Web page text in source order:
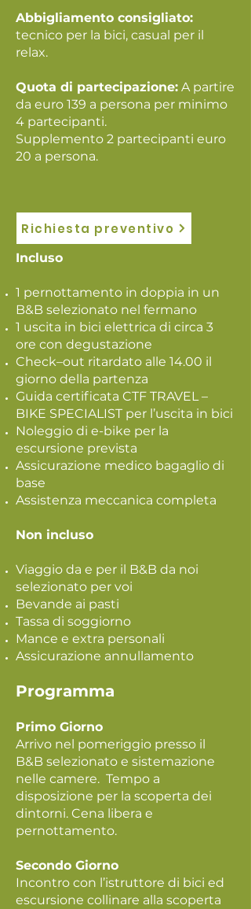
Abbigliamento consigliato:
tecnico per la bici, casual per il
relax.
Quota di partecipazione: A partire
da euro 139 a persona per minimo
4 partecipanti.
Supplemento 2 partecipanti euro
20 a persona.
Incluso
1 pernottamento in doppia in un
B&B selezionato nel fermano
1 uscita in bici elettrica di circa 3
ore con degustazione
Check–out ritardato alle 14.00 il
giorno della partenza
Guida certificata CTF TRAVEL –
BIKE SPECIALIST per l’uscita in bici
Noleggio di e-bike per la
escursione prevista
Assicurazione medico bagaglio di
base
Assistenza meccanica completa
Non incluso
Viaggio da e per il B&B da noi
selezionato per voi
Bevande ai pasti
Tassa di soggiorno
Mance e extra personali
Assicurazione annullamento
Programma
Primo Giorno
Arrivo nel pomeriggio presso il
B&B selezionato e sistemazione
nelle camere. Tempo a
disposizione per la scoperta dei
dintorni. Cena libera e
pernottamento.
Secondo Giorno
Incontro con l’istruttore di bici ed
escursione collinare alla scoperta
Richiesta preventivo